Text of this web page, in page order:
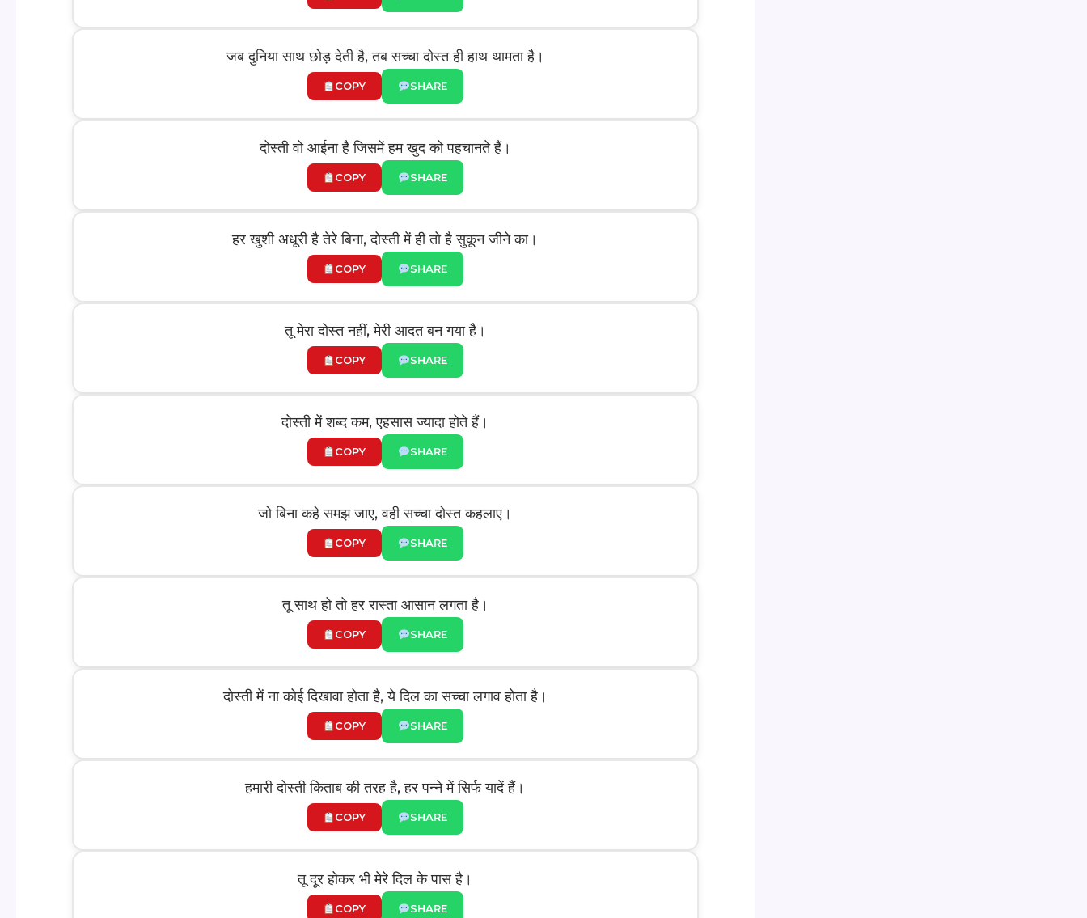
जब दुनिया साथ छोड़ देती है, तब सच्चा दोस्त ही हाथ थामता है।
COPY SHARE
दोस्ती वो आईना है जिसमें हम खुद को पहचानते हैं।
COPY SHARE
हर खुशी अधूरी है तेरे बिना, दोस्ती में ही तो है सुकून जीने का।
COPY SHARE
तू मेरा दोस्त नहीं, मेरी आदत बन गया है।
COPY SHARE
दोस्ती में शब्द कम, एहसास ज्यादा होते हैं।
COPY SHARE
जो बिना कहे समझ जाए, वही सच्चा दोस्त कहलाए।
COPY SHARE
तू साथ हो तो हर रास्ता आसान लगता है।
COPY SHARE
दोस्ती में ना कोई दिखावा होता है, ये दिल का सच्चा लगाव होता है।
COPY SHARE
हमारी दोस्ती किताब की तरह है, हर पन्ने में सिर्फ यादें हैं।
COPY SHARE
तू दूर होकर भी मेरे दिल के पास है।
COPY SHARE